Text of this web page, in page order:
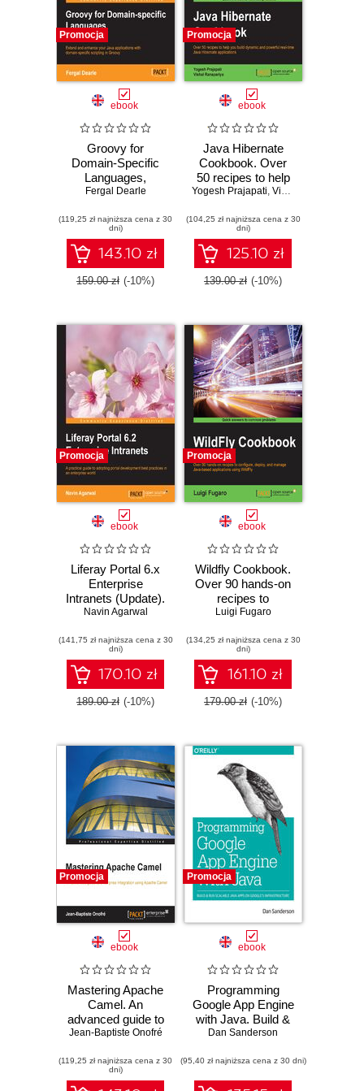
Promocja
ebook
Groovy for
Domain-Specific
Languages,
Second Edition.
enhance your Java
applications with
domain-specific
scripting in Groovy
Fergal Dearle
(119,25 zł najniższa cena z 30
dni)
143.10 zł
159.00 zł (-10%)
Promocja
ebook
Java Hibernate
Cookbook. Over
50 recipes to help
you build dynamic
time Java
Hibernate
applications
Yogesh Prajapati, Vishal Ranapariya
(104,25 zł najniższa cena z 30
dni)
125.10 zł
139.00 zł (-10%)
Promocja
ebook
Liferay Portal 6.x
Enterprise
Intranets (Update).
A practical guide to
development best
practices in an
Enterprise world
Navin Agarwal
(141,75 zł najniższa cena z 30
dni)
170.10 zł
189.00 zł (-10%)
Promocja
ebook
Wildfly Cookbook.
Over 90 hands-on
recipes to
configure, deploy,
based applications
using WildFly
Luigi Fugaro
(134,25 zł najniższa cena z 30
dni)
161.10 zł
179.00 zł (-10%)
Promocja
ebook
Mastering Apache
Camel. An
advanced guide to
Enterprise
Apache Camel
Jean-Baptiste Onofré
(119,25 zł najniższa cena z 30
dni)
Promocja
ebook
Programming
Google App Engine
with Java. Build &
Run Scalable Java
Google's
Infrastructure
Dan Sanderson
(95,40 zł najniższa cena z 30 dni)